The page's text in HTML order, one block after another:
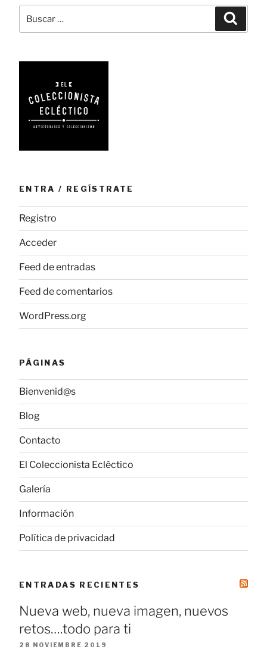
por:
ENTRA / REGÍSTRATE
Registro
Acceder
Feed de entradas
Feed de comentarios
WordPress.org
PÁGINAS
Bienvenid@s
Blog
Contacto
El Coleccionista Ecléctico
Galería
Información
Política de privacidad
ENTRADAS RECIENTES
Nueva web, nueva imagen, nuevos
retos….todo para ti
28 NOVIEMBRE 2019